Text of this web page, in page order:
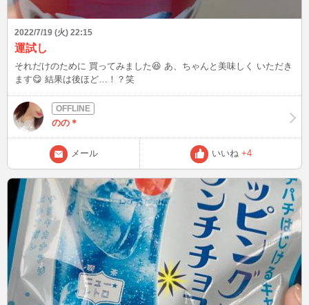
2022/7/19 (火) 22:15
運試し
それだけのために 買ってみました😆 あ、ちゃんと美味しく いただき
ます😋 結果は後ほど…！？笑
のの＊
メール いいね +4